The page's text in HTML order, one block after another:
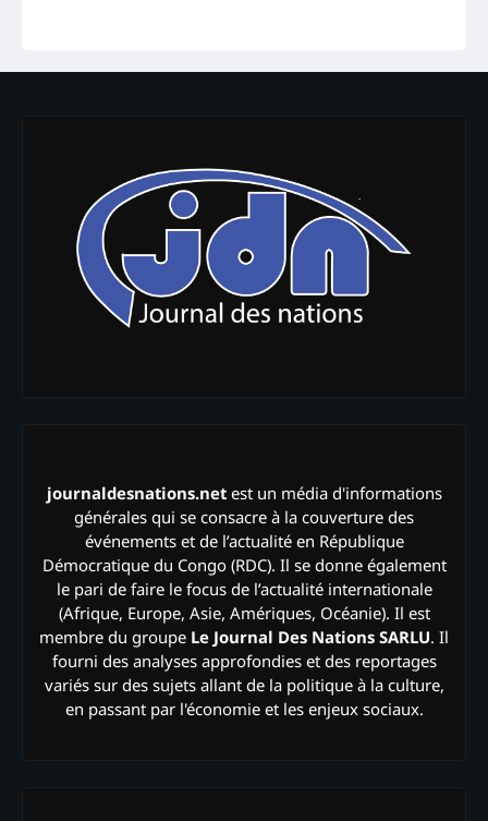
journaldesnations.netest un média d'informations
générales qui se consacre à la couverture des
événements et de l’actualité en République
Démocratique du Congo (RDC). Il se donne également
le pari de faire le focus de l’actualité internationale
(Afrique, Europe, Asie, Amériques, Océanie). Il est
membre du groupe Le Journal Des Nations SARLU. Il
fourni des analyses approfondies et des reportages
variés sur des sujets allant de la politique à la culture,
en passant par l'économie et les enjeux sociaux.